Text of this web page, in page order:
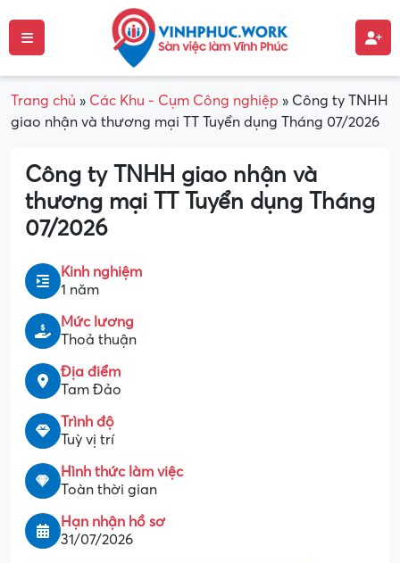
Trang chủ » Các Khu - Cụm Công nghiệp » Công ty TNHH
giao nhận và thương mại TT Tuyển dụng Tháng 07/2026
Công ty TNHH giao nhận và
thương mại TT Tuyển dụng Tháng
07/2026
Kinh nghiệm
1 năm
Mức lương
Thoả thuận
Địa điểm
Tam Đảo
Trình độ
Tuỳ vị trí
Hình thức làm việc
Toàn thời gian
Hạn nhận hồ sơ
31/07/2026